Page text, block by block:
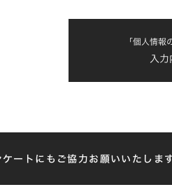
「個人情報
入力
ートにもご協力お願いいたします